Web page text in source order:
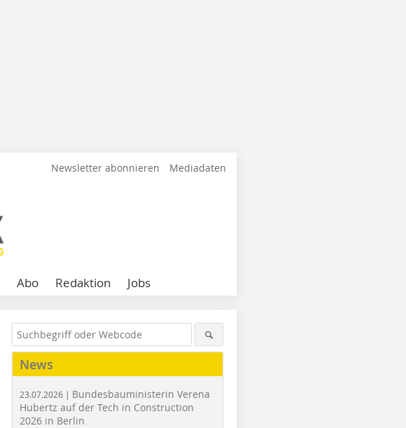
Newsletter abonnieren Mediadaten
Abo Redaktion Jobs
News
23.07.2026 | Bundesbauministerin Verena
Hubertz auf der Tech in Construction
2026 in Berlin